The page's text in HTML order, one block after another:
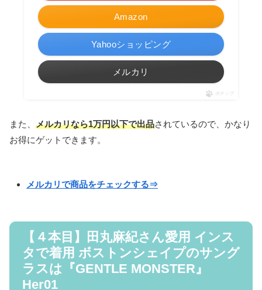
Amazon
Yahooショッピング
メルカリ
ポチップ
また、 メルカリなら1万円以下で出品されているので、かなり
お得にゲットできます。
メルカリで商品をチェックする⇒
【４本目】田丸麻紀さん愛用 インス
タで着用 ボストンシェイプのサング
ラスは『GENTLE MONSTER』
Her01